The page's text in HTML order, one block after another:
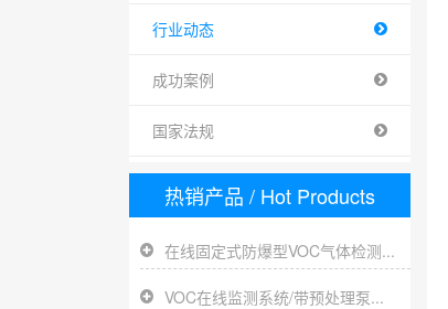
行业动态
成功案例
国家法规
热销产品 / Hot Products
在线固定式防爆型VOC气体检测...
VOC在线监测系统/带预处理泵...